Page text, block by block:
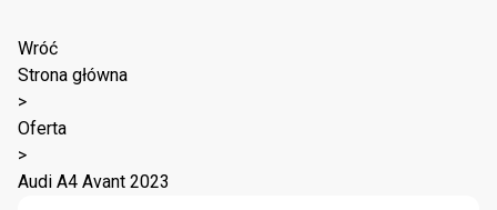
Wróć
Strona główna
>
Oferta
>
Audi A4 Avant 2023